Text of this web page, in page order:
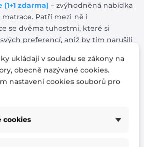
zdarma) – zvýhodněná nabídka
Patří mezi ně i
se dvěma tuhostmi, které si
preferencí, aniž by tím narušili
z jedné či více vrstev
matrace splňují veškeré
zejména uložené na lamelovém
PUR pěn se dnes na výrobu
latex, ale jsou tvrdší. Díky tomu
ukládají v souladu se zákony na
obecně nazývané cookies.
nastavení cookies souborů pro
cookies